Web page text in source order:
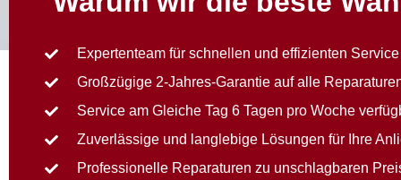
Expertenteam für schnellen und effizienten Service
Großzügige 2-Jahres-Garantie auf alle
Service am Gleiche Tag 6 Tagen pro Woche
Zuverlässige und langlebige Lösungen für Ihre
Professionelle Reparaturen zu unschlagbaren